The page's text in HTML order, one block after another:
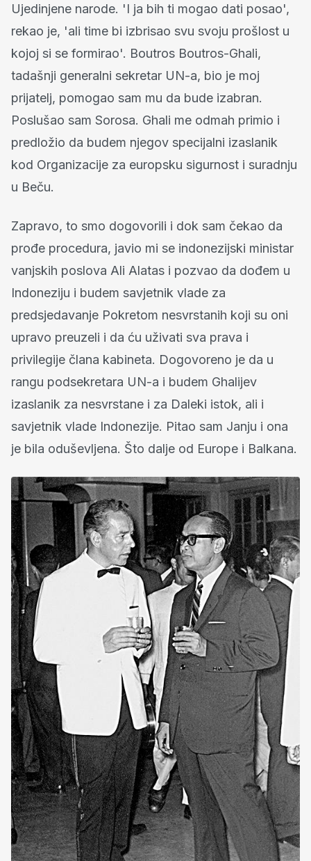
Ujedinjene narode. 'I ja bih ti mogao dati posao',
rekao je, 'ali time bi izbrisao svu svoju prošlost u
kojoj si se formirao'. Boutros Boutros-Ghali,
tadašnji generalni sekretar UN-a, bio je moj
prijatelj, pomogao sam mu da bude izabran.
Poslušao sam Sorosa. Ghali me odmah primio i
predložio da budem njegov specijalni izaslanik
kod Organizacije za europsku sigurnost i suradnju
u Beču.
Zapravo, to smo dogovorili i dok sam čekao da
prođe procedura, javio mi se indonezijski ministar
vanjskih poslova Ali Alatas i pozvao da dođem u
Indoneziju i budem savjetnik vlade za
predsjedavanje Pokretom nesvrstanih koji su oni
upravo preuzeli i da ću uživati sva prava i
privilegije člana kabineta. Dogovoreno je da u
rangu podsekretara UN-a i budem Ghalijev
izaslanik za nesvrstane i za Daleki istok, ali i
savjetnik vlade Indonezije. Pitao sam Janju i ona
je bila oduševljena. Što dalje od Europe i Balkana.